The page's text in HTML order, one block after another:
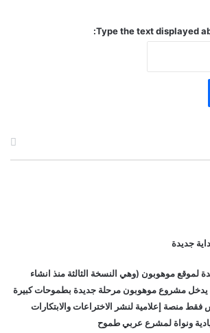
Type the text displayed
جديدة
لموقع موهوبون (وهي النسخة الثالثة منذ انشاء
في العام 2007) يدخل مشروع موهوبون مرحلة جديدة بطموحات كبيرة
منصة إعلامية لنشر الاختراعات والابتكارات
ونواة لمشرع عربي طموح